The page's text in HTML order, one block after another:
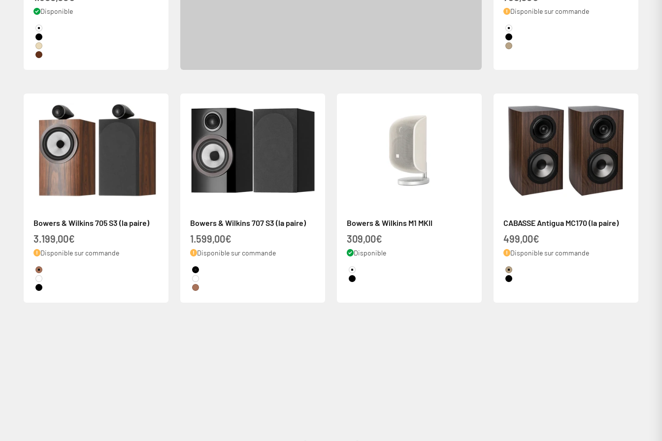
Disponible
Couleur
White
Black
Bois Clair
Noyer
Disponible sur commande
Couleur
White
Black
Chêne
Bowers & Wilkins 705 S3 (la paire)
Prix de vente
3.199,00€
Disponible sur commande
Couleur
Mocha
White
Black
Bowers & Wilkins 707 S3 (la paire)
Prix de vente
1.599,00€
Disponible sur commande
Couleur
Black
White
Mocha
Bowers & Wilkins M1 MKII
Prix de vente
309,00€
Disponible
Couleur
White
Black
CABASSE Antigua MC170 (la paire)
Prix de vente
499,00€
Disponible sur commande
Couleur
Chêne
Black